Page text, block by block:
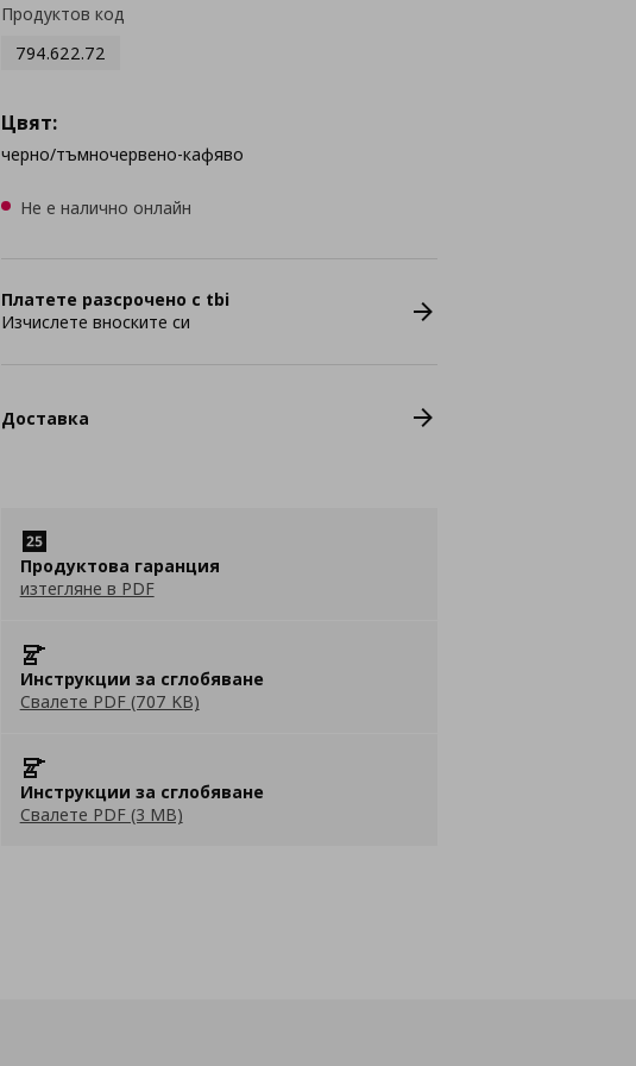
Продуктов код
794.622.72
Цвят:
черно/тъмночервено-кафяво
Не е налично онлайн
Платете разсрочено с tbi
Изчислете вноските си
Доставка
Продуктова гаранция
изтегляне в PDF
Инструкции за сглобяване
Свалете PDF (707 KB)
Инструкции за сглобяване
Свалете PDF (3 MB)